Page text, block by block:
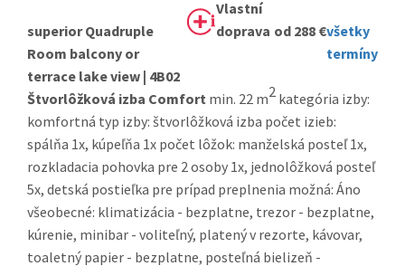
superior Quadruple
Room balcony or
terrace lake view | 4B02
od 288 €všetky
termíny
Štvorlôžková izba Comfort min. 22 m2 kategória izby:
komfortná typ izby: štvorlôžková izba počet izieb:
spálňa 1x, kúpeľňa 1x počet lôžok: manželská posteľ 1x,
rozkladacia pohovka pre 2 osoby 1x, jednolôžková posteľ
5x, detská postieľka pre prípad preplnenia možná: Áno
všeobecné: klimatizácia - bezplatne, trezor - bezplatne,
kúrenie, minibar - voliteľný, platený v rezorte, kávovar,
toaletný papier - bezplatne, posteľná bielizeň -